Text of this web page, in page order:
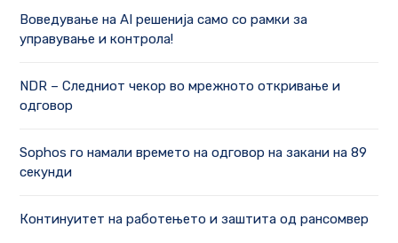
Воведување на AI решенија само со рамки за
управување и контрола!
NDR – Следниот чекор во мрежното откривање и
одговор
Sophos го намали времето на одговор на закани на 89
секунди
Континуитет на работењето и заштита од рансомвер